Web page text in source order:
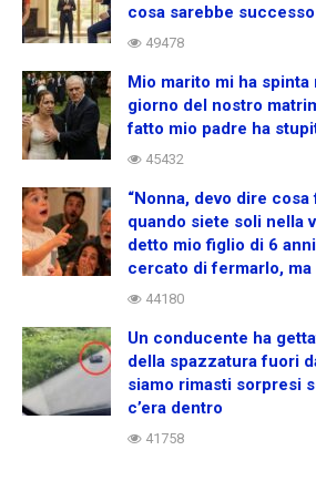
cosa sarebbe
49478
Mio marito mi ha
giorno del nostro
fatto mio padre ha
45432
“Nonna, devo dire
quando siete soli nella
detto mio figlio di 6
cercato di fermarlo,
44180
Un conducente ha
della spazzatura fuori
siamo rimasti sorpresi
c’era dentro
41758